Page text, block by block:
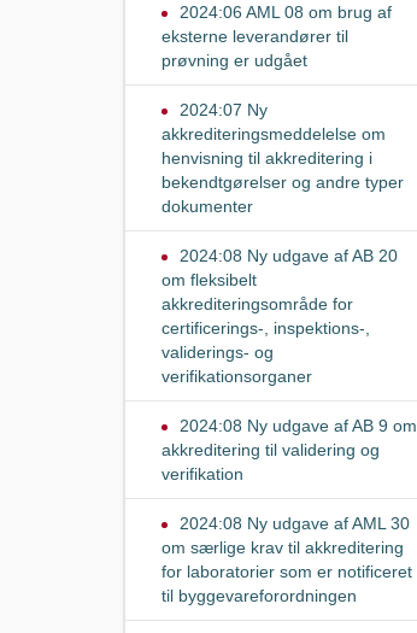
2024:06 AML 08 om brug af
eksterne leverandører til
prøvning er udgået
2024:07 Ny
akkrediteringsmeddelelse om
henvisning til akkreditering i
bekendtgørelser og andre typer
dokumenter
2024:08 Ny udgave af AB 20
om fleksibelt
akkrediteringsområde for
certificerings-, inspektions-,
validerings- og
verifikationsorganer
2024:08 Ny udgave af AB 9 om
akkreditering til validering og
verifikation
2024:08 Ny udgave af AML 30
om særlige krav til akkreditering
for laboratorier som er notificeret
til byggevareforordningen